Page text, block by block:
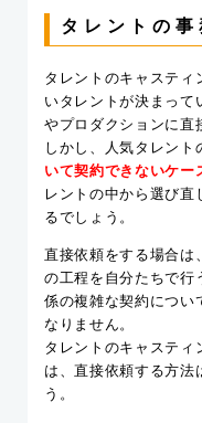
タレントの
タレントのキャスティ
いタレントが決まって
やプロダクションに直
しかし、人気タレント
いて契約できないケー
レントの中から選び直
るでしょう。
直接依頼をする場合は
の工程を自分たちで行
係の複雑な契約につい
なりません。
タレントのキャスティ
は、直接依頼する方法
う。